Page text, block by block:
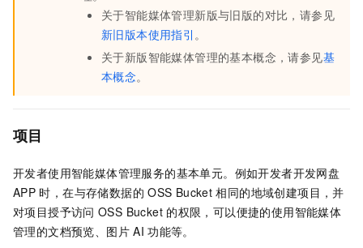
关于智能媒体管理新版与旧版的对比，请参见
新旧版本使用指引 。
关于新版智能媒体管理的基本概念，请参见基
本概念。
项目
开发者使用智能媒体管理服务的基本单元。例如开发者开发网盘
APP 时，在与存储数据的 OSS Bucket 相同的地域创建项目，并
对项目授予访问 OSS Bucket 的权限，可以便捷的使用智能媒体
管理的文档预览、图片 AI 功能等。